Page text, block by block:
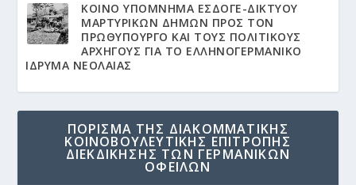
KΟΙΝΟ ΥΠΟΜΝΗΜΑ ΕΣΔΟΓΕ-ΔΙΚΤΥΟΥ
ΜΑΡΤΥΡΙΚΩΝ ΔΗΜΩΝ ΠΡΟΣ ΤΟΝ
ΠΡΩΘΥΠΟΥΡΓΟ ΚΑΙ ΤΟΥΣ ΠΟΛΙΤΙΚΟΥΣ
ΑΡΧΗΓΟΥΣ ΓΙΑ ΤΟ ΕΛΛΗΝΟΓΕΡΜΑΝΙΚΟ
ΙΔΡΥΜΑ ΝΕΟΛΑΙΑΣ
ΠΟΡΙΣΜΑ ΤΗΣ ΔΙΑΚΟΜΜΑΤΙΚΗΣ
ΚΟΙΝΟΒΟΥΛΕΥΤΙΚΗΣ ΕΠΙΤΡΟΠΗΣ
ΔΙΕΚΔΙΚΗΣΗΣ ΤΩΝ ΓΕΡΜΑΝΙΚΩΝ
ΟΦΕΙΛΩΝ